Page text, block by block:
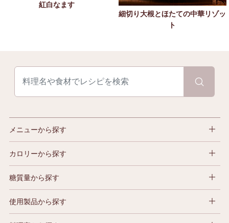
紅白なます
細切り大根とほたての中華リゾッ
ト
メニューから探す
カロリーから探す
糖質量から探す
使用製品から探す